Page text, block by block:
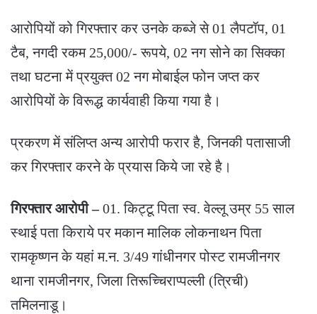
आरोपियों को गिरफ्तार कर उनके कब्जे से 01 लैपटॉप, 01
टैब, नगदी रकम 25,000/- रूपये, 02 नग सोने का सिक्का
तथा घटना में प्रयुक्त 02 नग मोबाईल फोन जप्त कर
आरोपियों के विरूद्ध कार्यवाही किया गया है।
प्रकरण में संलिप्त अन्य आरोपी फरार है, जिनकी पतासाजी
कर गिरफ्तार करने के प्रयास किये जा रहे है।
गिरफ्तार आरोपी –01. किट्टू पिता स्व. वेल्लू उम्र 55 साल
स्थाई पता किराये पर मकान मालिक लोकनाथन पिता
रामकृष्णन के यहां म.न. 3/49 गांधीनगर पोस्ट रामजीनगर
थाना रामजीनगर, जिला तिरूच्चिराप्पल्ली (त्रिची)
तमिलनाडू।